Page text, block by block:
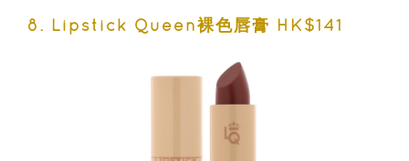
8. Lipstick Queen裸色唇膏 HK$141